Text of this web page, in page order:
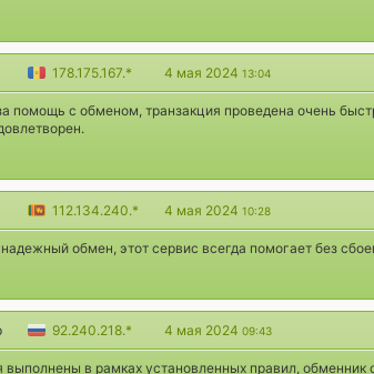
178.175.167.* 4 мая 2024 13:04
помощь с обменом, транзакция проведена очень
112.134.240.* 4 мая 2024 10:28
обмен, этот сервис всегда помогает без
92.240.218.* 4 мая 2024 09:43
выполнены в рамках установленных правил, обменник